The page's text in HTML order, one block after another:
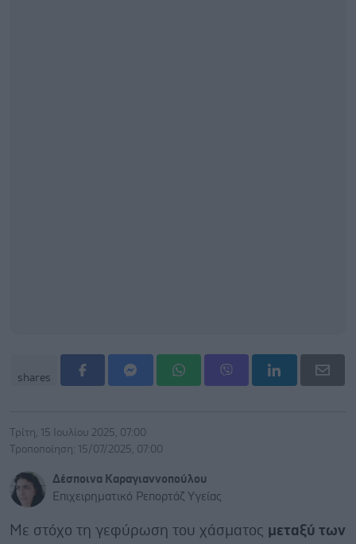
shares
Τρίτη, 15 Ιουλίου 2025, 07:00
Τροποποίηση: 15/07/2025, 07:00
Δέσποινα Καραγιαννοπούλου
Επιχειρηματικό Ρεπορτάζ Υγείας
Με στόχο τη γεφύρωση του χάσματος μεταξύ των